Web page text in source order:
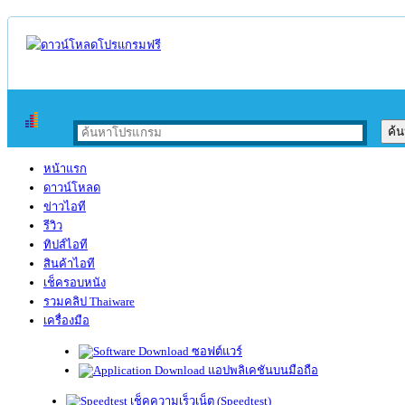
หน้าแรก
ดาวน์โหลด
ข่าวไอที
รีวิว
ทิปส์ไอที
สินค้าไอที
เช็ครอบหนัง
รวมคลิป Thaiware
เครื่องมือ
ซอฟต์แวร์
แอปพลิเคชันบนมือถือ
เช็คความเร็วเน็ต (Speedtest)